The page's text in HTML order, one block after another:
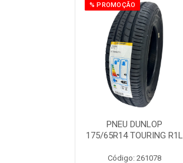
% PROMOÇÃO
PNEU DUNLOP
175/65R14 TOURING R1L
Código: 261078